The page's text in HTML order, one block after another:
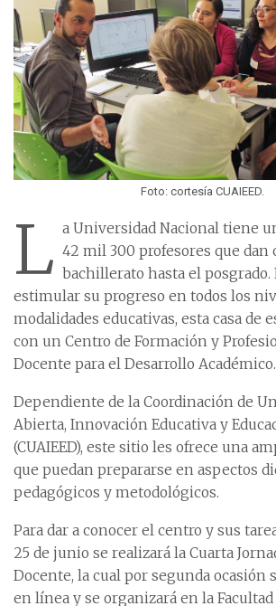
Foto: cortesía CUAIEED.
L a Universidad Nacional tiene
42 mil 300 profesores que dan
bachillerato hasta el posgrado.
estimular su progreso en todos los
modalidades educativas, esta casa de
con un Centro de Formación y
Docente para el Desarrollo Académico.
Dependiente de la Coordinación de
Abierta, Innovación Educativa y
(CUAIEED), este sitio les ofrece una
que puedan prepararse en aspectos
pedagógicos y metodológicos.
Para dar a conocer el centro y sus
25 de junio se realizará la Cuarta
Docente, la cual por segunda ocasión
en línea y se organizará en la Facultad